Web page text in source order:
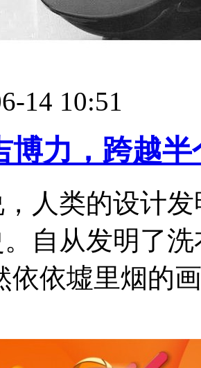
14 10:51
博力，跨越
人类的设计
自从发明了
依依墟里烟的